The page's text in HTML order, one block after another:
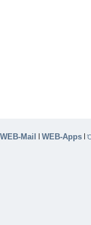
WEB-Mail | WEB-Apps |